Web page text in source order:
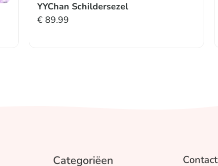
YYChan Schildersezel
€89.99
Categoriëen Contact